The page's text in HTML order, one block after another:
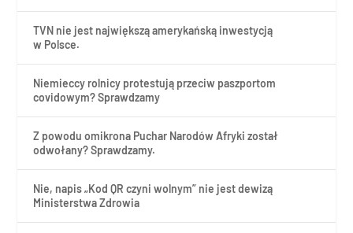
TVN nie jest największą amerykańską inwestycją
w Polsce.
Niemieccy rolnicy protestują przeciw paszportom
covidowym? Sprawdzamy
Z powodu omikrona Puchar Narodów Afryki został
odwołany? Sprawdzamy.
Nie, napis „Kod QR czyni wolnym” nie jest dewizą
Ministerstwa Zdrowia